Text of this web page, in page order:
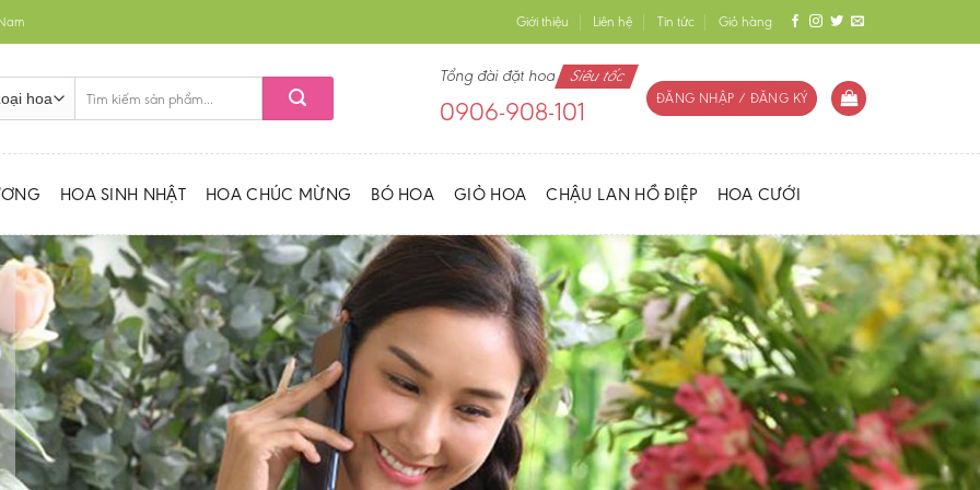
Giới thiệu Liên hệ Tin tức Giỏ hàng
kiếm:
Tổng đài đặt hoa Siêu tốc
0906-908-101 ĐĂNG NHẬP / ĐĂNG KÝ
HOA SINH NHẬT HOA CHÚC MỪNG BÓ HOA GIỎ HOA CHẬU LAN HỒ ĐIỆP HOA CƯỚI